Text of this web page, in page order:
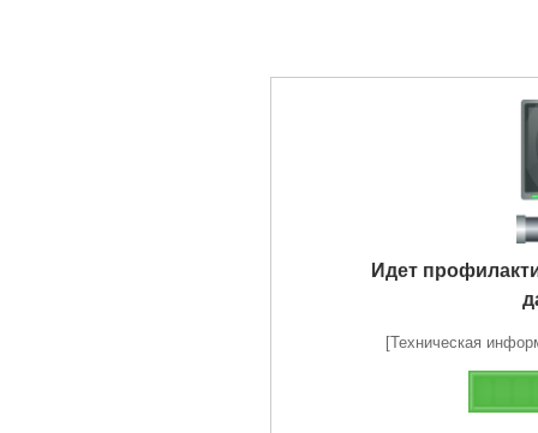
Идет
[Техническая